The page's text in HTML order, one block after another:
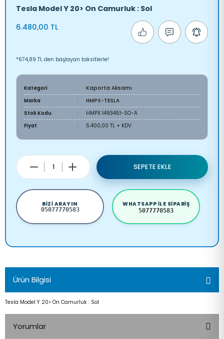
Tesla Model Y 20> On Camurluk : Sol
6.480,00 TL
*674,89 TL den başlayan taksitlerle!
Kategori
Kaporta Aksamı
Marka
HMPX-TESLA
Stok Kodu
HMPX 1493451-SO-A
Fiyat
5.400,00 TL + KDV
SEPETE EKLE
BIZI ARAYIN
05077770583
WHATSAPP ILE SIPARIŞ
5077770583
Ürün Bilgisi
Tesla Model Y 20> On Camurluk : Sol
Yorumlar